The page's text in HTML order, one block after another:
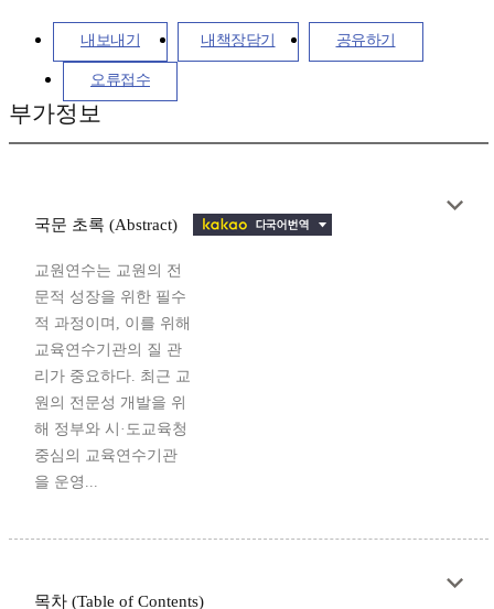
내보내기 내책장담기 공유하기
오류접수
부가정보
국문 초록 (Abstract)
교원연수는 교원의 전
문적 성장을 위한 필수
적 과정이며, 이를 위해
교육연수기관의 질 관
리가 중요하다. 최근 교
원의 전문성 개발을 위
해 정부와 시·도교육청
중심의 교육연수기관
을 운영...
목차 (Table of Contents)